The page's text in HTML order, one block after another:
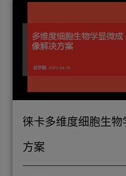
徕卡多维度细胞生
方案